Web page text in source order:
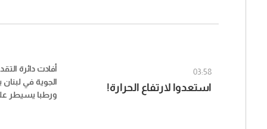
03:58
استعدوا لارتفاع الحرارة!
أفادت دائرة
الجوية في
ورطبا يسيطر